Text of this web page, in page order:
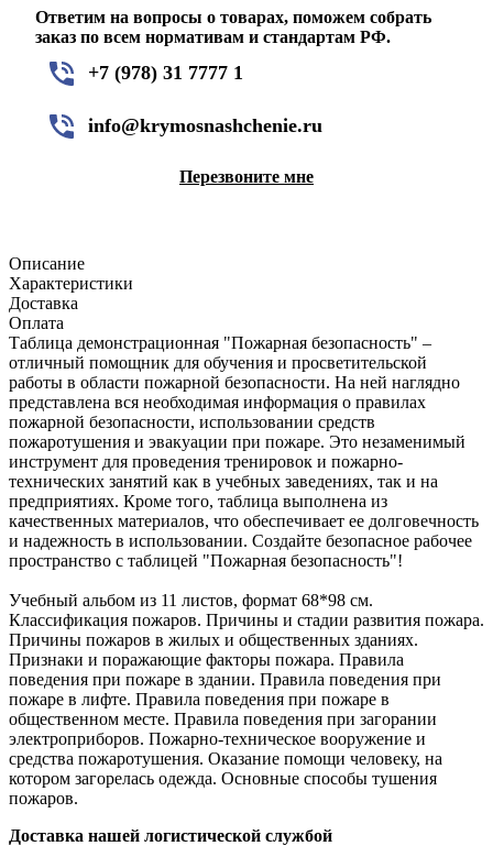
Ответим на вопросы о товарах, поможем собрать
заказ по всем нормативам и стандартам РФ.
+7 (978) 31 7777 1
info@krymosnashchenie.ru
Перезвоните мне
Описание
Характеристики
Доставка
Оплата
Таблица демонстрационная "Пожарная безопасность" –
отличный помощник для обучения и просветительской
работы в области пожарной безопасности. На ней наглядно
представлена вся необходимая информация о правилах
пожарной безопасности, использовании средств
пожаротушения и эвакуации при пожаре. Это незаменимый
инструмент для проведения тренировок и пожарно-
технических занятий как в учебных заведениях, так и на
предприятиях. Кроме того, таблица выполнена из
качественных материалов, что обеспечивает ее долговечность
и надежность в использовании. Создайте безопасное рабочее
пространство с таблицей "Пожарная безопасность"!
Учебный альбом из 11 листов, формат 68*98 см.
Классификация пожаров. Причины и стадии развития пожара.
Причины пожаров в жилых и общественных зданиях.
Признаки и поражающие факторы пожара. Правила
поведения при пожаре в здании. Правила поведения при
пожаре в лифте. Правила поведения при пожаре в
общественном месте. Правила поведения при загорании
электроприборов. Пожарно-техническое вооружение и
средства пожаротушения. Оказание помощи человеку, на
котором загорелась одежда. Основные способы тушения
пожаров.
Доставка нашей логистической службой